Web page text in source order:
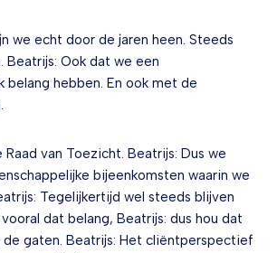
we echt door de jaren heen. Steeds
Beatrijs: Ook dat we een
belang hebben. En ook met de
van Toezicht. Beatrijs: Dus we
bijeenkomsten waarin we
Tegelijkertijd wel steeds blijven
dat belang, Beatrijs: dus hou dat
gaten. Beatrijs: Het cliëntperspectief